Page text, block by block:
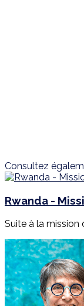
Consultez
Rwanda -
Suite à la mission